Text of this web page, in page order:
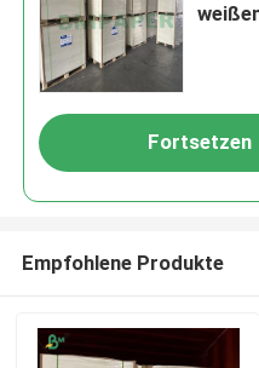
Fortsetzen
Empfohlene Produkte